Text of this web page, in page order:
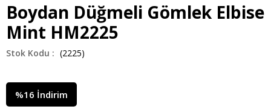
Boydan Düğmeli Gömlek Elbise
Mint HM2225
(2225)
%16 İndirim